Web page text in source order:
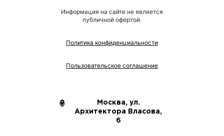
Информация на сайте не является
публичной офертой.
Политика конфиденциальности
Пользовательское соглашение
Москва, ул.
Архитектора Власова,
6